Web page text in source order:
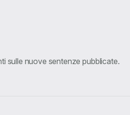
sulle nuove sentenze pubblicate.